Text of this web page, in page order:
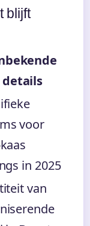
blijft
details
voor
in 2025
van